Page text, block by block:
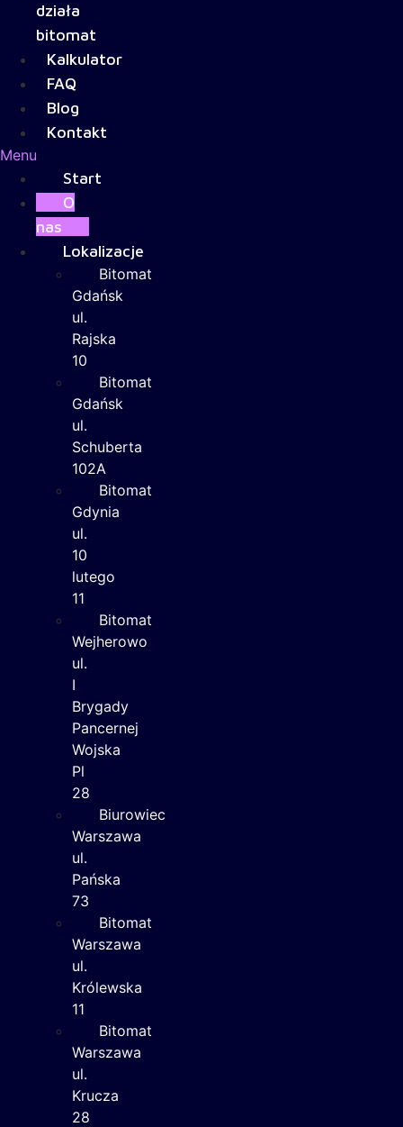
działa
bitomat
Kalkulator
FAQ
Blog
Kontakt
Menu
Start
O
nas
Lokalizacje
Bitomat
Gdańsk
ul.
Rajska
10
Bitomat
Gdańsk
ul.
Schuberta
102A
Bitomat
Gdynia
ul.
10
lutego
11
Bitomat
Wejherowo
ul.
I
Brygady
Pancernej
Wojska
Pl
28
Biurowiec
Warszawa
ul.
Pańska
73
Bitomat
Warszawa
ul.
Królewska
11
Bitomat
Warszawa
ul.
Krucza
28